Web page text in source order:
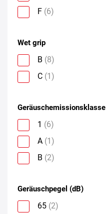
F (6)
Wet grip
B (8)
C (1)
Geräuschemissionsklasse
1 (6)
A (1)
B (2)
Geräuschpegel (dB)
65 (2)